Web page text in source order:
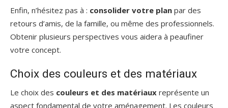
Enfin, n’hésitez pas à : consolider votre plan par des
retours d’amis, de la famille, ou même des professionnels.
Obtenir plusieurs perspectives vous aidera à peaufiner
votre concept.
Choix des couleurs et des matériaux
Le choix des couleurs et des matériaux représente un
aspect fondamental de votre aménagement. Les couleurs